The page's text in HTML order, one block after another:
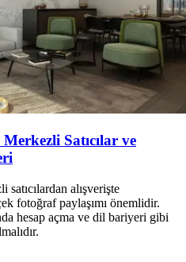
Satıcılar ve
alışverişte
fotoğraf paylaşımı önemlidir.
hesap açma ve dil bariyeri gibi